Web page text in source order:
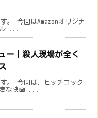
。 今回はAmazonオリジナ
ル ...
ー│殺人現場が全く
。 今回は、ヒッチコック
な映画 ...